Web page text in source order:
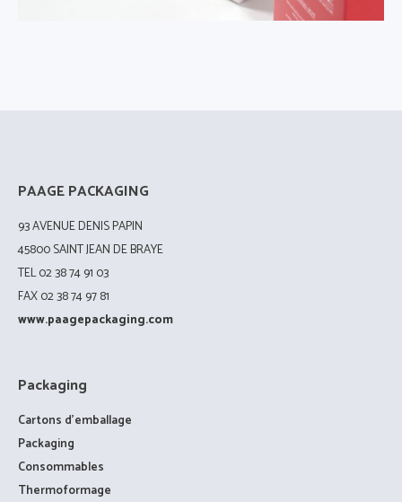
PAAGE PACKAGING
93 AVENUE DENIS PAPIN
45800 SAINT JEAN DE BRAYE
TEL 02 38 74 91 03
FAX 02 38 74 97 81
www.paagepackaging.com
Packaging
Cartons d’emballage
Packaging
Consommables
Thermoformage